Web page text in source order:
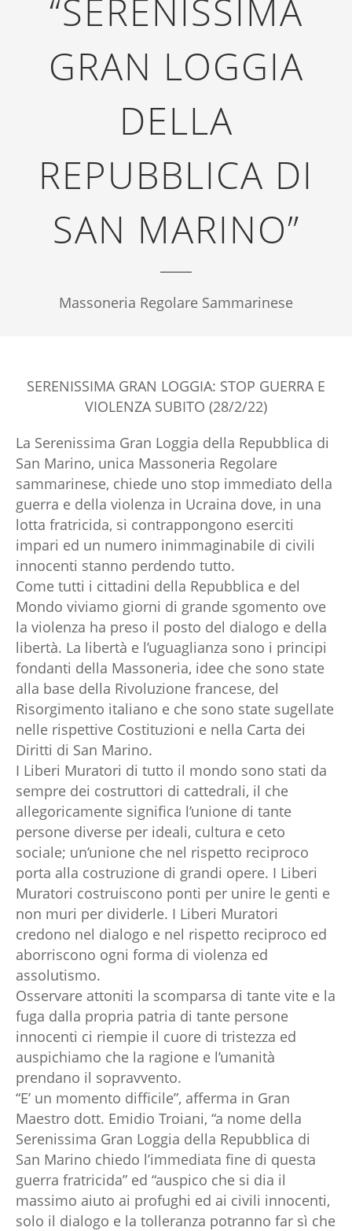
“SERENISSIMA
GRAN LOGGIA
DELLA
REPUBBLICA DI
SAN MARINO”
Massoneria Regolare Sammarinese
SERENISSIMA GRAN LOGGIA: STOP GUERRA E
VIOLENZA SUBITO (28/2/22)
La Serenissima Gran Loggia della Repubblica di
San Marino, unica Massoneria Regolare
sammarinese, chiede uno stop immediato della
guerra e della violenza in Ucraina dove, in una
lotta fratricida, si contrappongono eserciti
impari ed un numero inimmaginabile di civili
innocenti stanno perdendo tutto.
Come tutti i cittadini della Repubblica e del
Mondo viviamo giorni di grande sgomento ove
la violenza ha preso il posto del dialogo e della
libertà. La libertà e l’uguaglianza sono i principi
fondanti della Massoneria, idee che sono state
alla base della Rivoluzione francese, del
Risorgimento italiano e che sono state sugellate
nelle rispettive Costituzioni e nella Carta dei
Diritti di San Marino.
I Liberi Muratori di tutto il mondo sono stati da
sempre dei costruttori di cattedrali, il che
allegoricamente significa l’unione di tante
persone diverse per ideali, cultura e ceto
sociale; un’unione che nel rispetto reciproco
porta alla costruzione di grandi opere. I Liberi
Muratori costruiscono ponti per unire le genti e
non muri per dividerle. I Liberi Muratori
credono nel dialogo e nel rispetto reciproco ed
aborriscono ogni forma di violenza ed
assolutismo.
Osservare attoniti la scomparsa di tante vite e la
fuga dalla propria patria di tante persone
innocenti ci riempie il cuore di tristezza ed
auspichiamo che la ragione e l’umanità
prendano il sopravvento.
“E’ un momento difficile”, afferma in Gran
Maestro dott. Emidio Troiani, “a nome della
Serenissima Gran Loggia della Repubblica di
San Marino chiedo l’immediata fine di questa
guerra fratricida” ed “auspico che si dia il
massimo aiuto ai profughi ed ai civili innocenti,
solo il dialogo e la tolleranza potranno far sì che